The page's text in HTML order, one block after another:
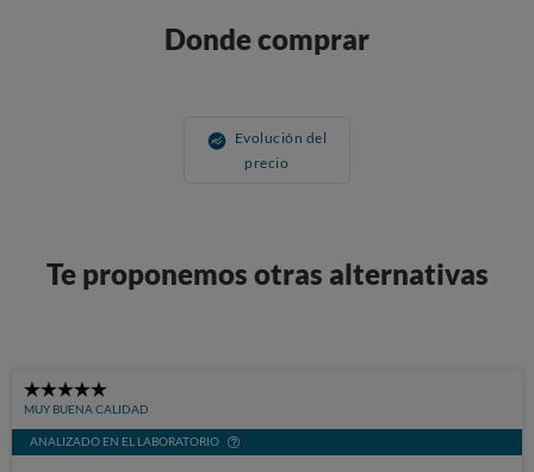
Donde comprar
Evolución del
precio
Te proponemos otras alternativas
5
Stars
MUY BUENA CALIDAD
ANALIZADO EN EL LABORATORIO